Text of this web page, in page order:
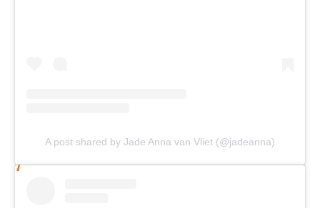
A post shared by Jade Anna van Vliet (@jadeanna)